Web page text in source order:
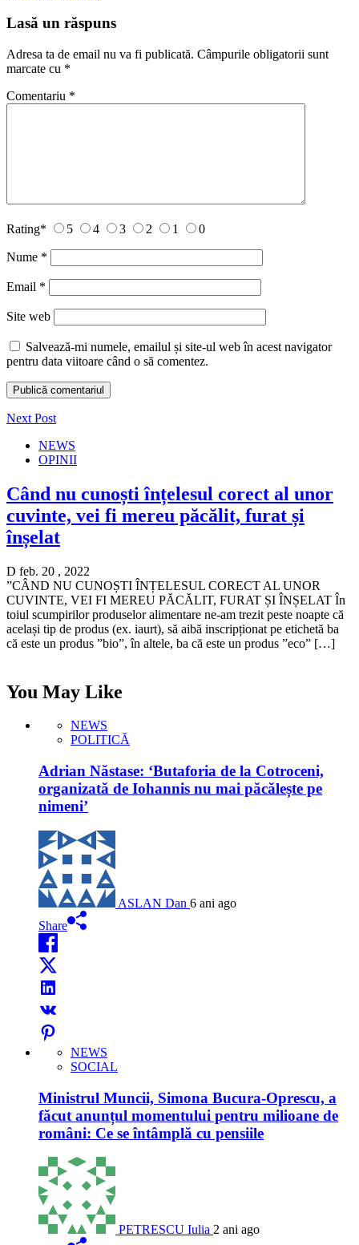
Lasă un răspuns
Adresa ta de email nu va fi publicată. Câmpurile obligatorii sunt
marcate cu *
Comentariu *
Rating* 5 4 3 2 1 0
Nume *
Email *
Site web
Salvează-mi numele, emailul și site-ul web în acest navigator
pentru data viitoare când o să comentez.
Next Post
NEWS
OPINII
Când nu cunoști înțelesul corect al unor
cuvinte, vei fi mereu păcălit, furat și
înșelat
D feb. 20 , 2022
”CÂND NU CUNOȘTI ÎNȚELESUL CORECT AL UNOR
CUVINTE, VEI FI MEREU PĂCĂLIT, FURAT ȘI ÎNȘELAT În
toiul scumpirilor produselor alimentare ne-am trezit peste noapte că
același tip de produs (ex. iaurt), să aibă inscripționat pe etichetă ba
că este un produs ”bio”, în altele, ba că este un produs ”eco” […]
You May Like
NEWS
POLITICĂ
Adrian Năstase: ‘Butaforia de la Cotroceni,
organizată de Iohannis nu mai păcălește pe
nimeni’
ASLAN Dan 6 ani ago
Share
NEWS
SOCIAL
Ministrul Muncii, Simona Bucura-Oprescu, a
făcut anunțul momentului pentru milioane de
români: Ce se întâmplă cu pensiile
PETRESCU Iulia 2 ani ago